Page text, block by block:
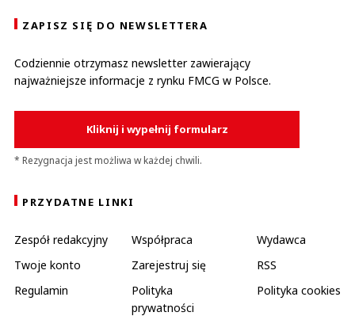
ZAPISZ SIĘ DO NEWSLETTERA
Codziennie otrzymasz newsletter zawierający
najważniejsze informacje z rynku FMCG w Polsce.
Kliknij i wypełnij formularz
* Rezygnacja jest możliwa w każdej chwili.
PRZYDATNE LINKI
Zespół redakcyjny Współpraca
Wydawca
Twoje konto
Zarejestruj się
RSS
Regulamin
Polityka
prywatności
Polityka cookies